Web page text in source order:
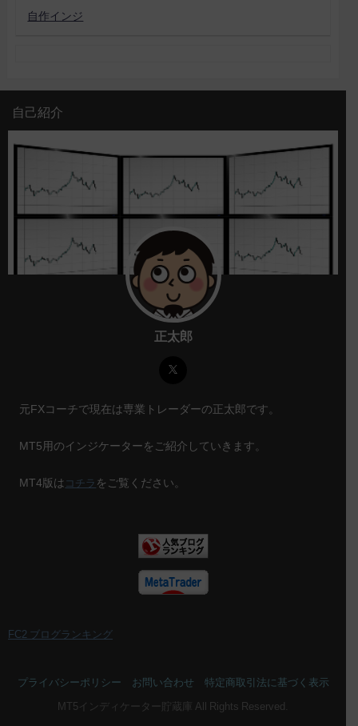
自作インジ
自己紹介
正太郎
元FXコーチで現在は専業トレーダーの正太郎です。
MT5用のインジケーターをご紹介していきます。
MT4版は コチラ をご覧ください。
FC2 ブログランキング
プライバシーポリシー お問い合わせ 特定商取引法に基づく表示
MT5インディケーター貯蔵庫 All Rights Reserved.